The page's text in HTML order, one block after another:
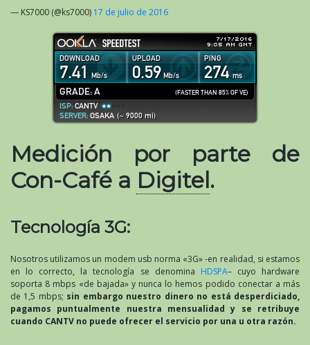
— KS7000 (@ks7000) 17 de julio de 2016
Medición por parte de
Con-Café a Digitel.
Tecnología 3G:
Nosotros utilizamos un modem usb norma «3G» -en realidad, si estamos
en lo correcto, la tecnología se denomina HDSPA– cuyo hardware
soporta 8 mbps «de bajada» y nunca lo hemos podido conectar a más
de 1,5 mbps; sin embargo nuestro dinero no está desperdiciado,
pagamos puntualmente nuestra mensualidad y se retribuye
cuando CANTV no puede ofrecer el servicio por una u otra razón.